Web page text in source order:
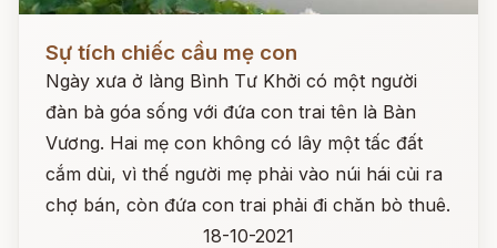
Sự tích chiếc cầu mẹ con
Ngày xưa ở làng Bình Tư Khởi có một người
đàn bà góa sống với đứa con trai tên là Bàn
Vương. Hai mẹ con không có lây một tấc đất
cắm dùi, vì thế người mẹ phải vào núi hái củi ra
chợ bán, còn đứa con trai phải đi chăn bò thuê.
18-10-2021